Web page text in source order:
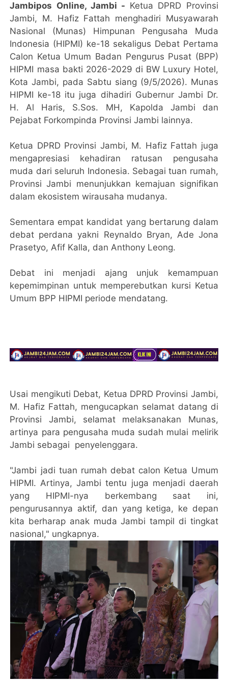
Jambipos Online, Jambi - Ketua DPRD Provinsi
Jambi, M. Hafiz Fattah menghadiri Musyawarah
Nasional (Munas) Himpunan Pengusaha Muda
Indonesia (HIPMI) ke-18 sekaligus Debat Pertama
Calon Ketua Umum Badan Pengurus Pusat (BPP)
HIPMI masa bakti 2026-2029 di BW Luxury Hotel,
Kota Jambi, pada Sabtu siang (9/5/2026). Munas
HIPMI ke-18 itu juga dihadiri Gubernur Jambi Dr.
H. Al Haris, S.Sos. MH, Kapolda Jambi dan
Pejabat Forkompinda Provinsi Jambi lainnya.
Ketua DPRD Provinsi Jambi, M. Hafiz Fattah juga
mengapresiasi kehadiran ratusan pengusaha
muda dari seluruh Indonesia. Sebagai tuan rumah,
Provinsi Jambi menunjukkan kemajuan signifikan
dalam ekosistem wirausaha mudanya.
Sementara empat kandidat yang bertarung dalam
debat perdana yakni Reynaldo Bryan, Ade Jona
Prasetyo, Afif Kalla, dan Anthony Leong.
Debat ini menjadi ajang unjuk kemampuan
kepemimpinan untuk memperebutkan kursi Ketua
Umum BPP HIPMI periode mendatang.
Usai mengikuti Debat, Ketua DPRD Provinsi Jambi,
M. Hafiz Fattah, mengucapkan selamat datang di
Provinsi Jambi, selamat melaksanakan Munas,
artinya para pengusaha muda sudah mulai melirik
Jambi sebagai penyelenggara.
"Jambi jadi tuan rumah debat calon Ketua Umum
HIPMI. Artinya, Jambi tentu juga menjadi daerah
yang HIPMI-nya berkembang saat ini,
pengurusannya aktif, dan yang ketiga, ke depan
kita berharap anak muda Jambi tampil di tingkat
nasional," ungkapnya.